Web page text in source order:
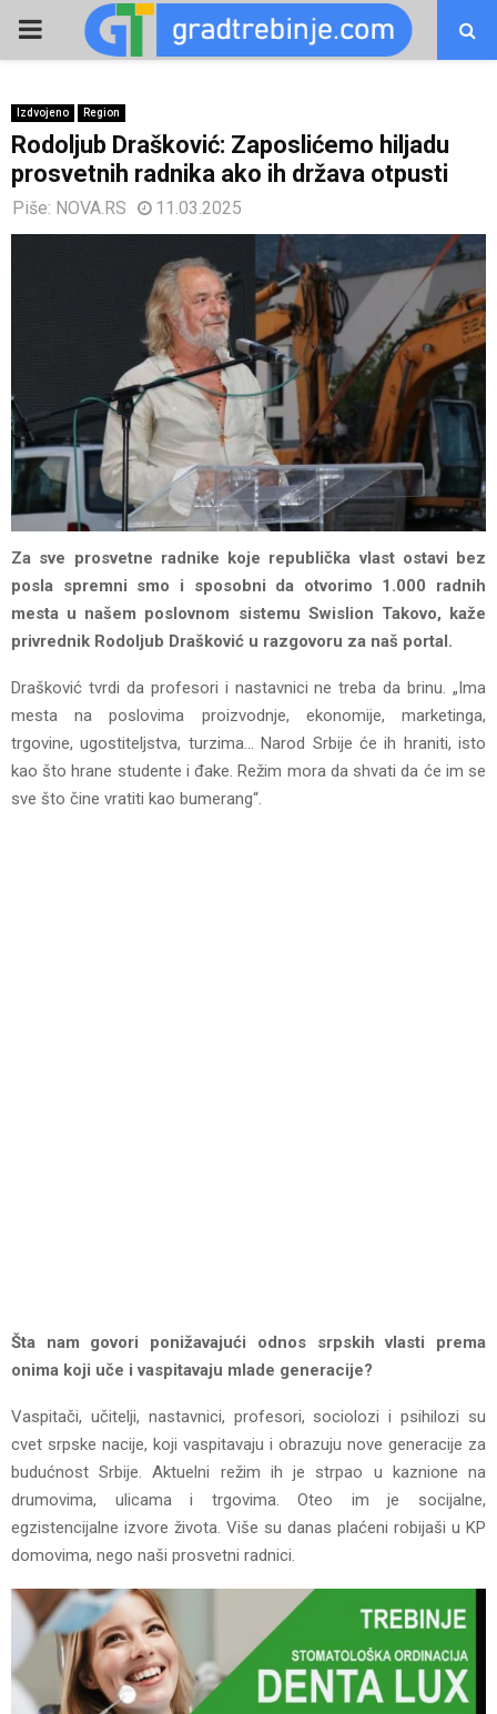
PRIMARY
Izdvojeno Region
Rodoljub Drašković: Zaposlićemo hiljadu
prosvetnih radnika ako ih država otpusti
Piše: NOVA.RS 11.03.2025
Za sve prosvetne radnike koje republička vlast ostavi bez
posla spremni smo i sposobni da otvorimo 1.000 radnih
mesta u našem poslovnom sistemu Swislion Takovo, kaže
privrednik Rodoljub Drašković u razgovoru za naš portal.
Drašković tvrdi da profesori i nastavnici ne treba da brinu. „Ima
mesta na poslovima proizvodnje, ekonomije, marketinga,
trgovine, ugostiteljstva, turzima… Narod Srbije će ih hraniti, isto
kao što hrane studente i đake. Režim mora da shvati da će im se
sve što čine vratiti kao bumerang“.
Šta nam govori ponižavajući odnos srpskih vlasti prema
onima koji uče i vaspitavaju mlade generacije?
Vaspitači, učitelji, nastavnici, profesori, sociolozi i psihilozi su
cvet srpske nacije, koji vaspitavaju i obrazuju nove generacije za
budućnost Srbije. Aktuelni režim ih je strpao u kaznione na
drumovima, ulicama i trgovima. Oteo im je socijalne,
egzistencijalne izvore života. Više su danas plaćeni robijaši u KP
domovima, nego naši prosvetni radnici.